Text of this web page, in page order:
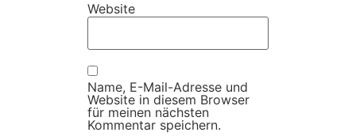
Website
Name, E-Mail-Adresse und
Website in diesem Browser
für meinen nächsten
Kommentar speichern.